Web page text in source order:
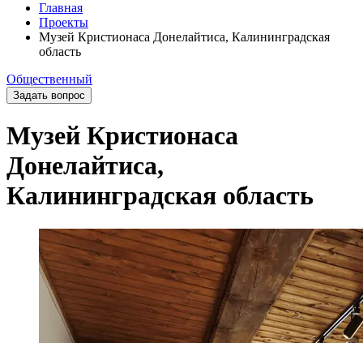
Главная
Проекты
Музей Кристионаса Донелайтиса, Калининградская
область
Общественный
Задать вопрос
Музей Кристионаса
Донелайтиса,
Калининградская область